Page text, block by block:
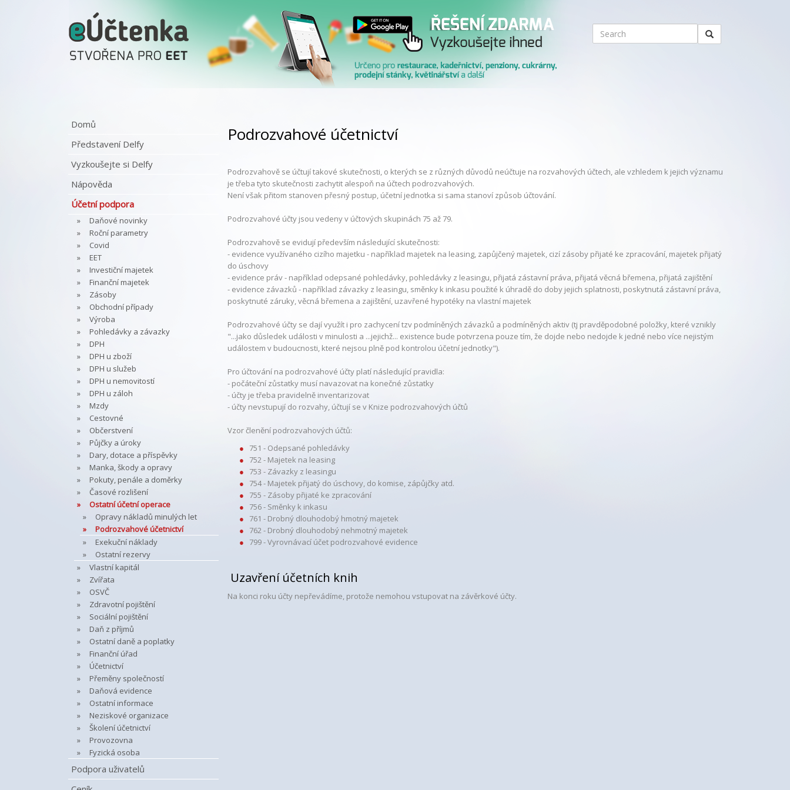
Domů
Představení Delfy
Vyzkoušejte si Delfy
Nápověda
Účetní podpora
Daňové novinky
Roční parametry
Covid
EET
Investiční majetek
Finanční majetek
Zásoby
Obchodní případy
Výroba
Pohledávky a závazky
DPH
DPH u zboží
DPH u služeb
DPH u nemovitostí
DPH u záloh
Mzdy
Cestovné
Občerstvení
Půjčky a úroky
Dary, dotace a příspěvky
Manka, škody a opravy
Pokuty, penále a doměrky
Časové rozlišení
Ostatní účetní operace
Opravy nákladů minulých let
Podrozvahové účetnictví
Exekuční náklady
Ostatní rezervy
Vlastní kapitál
Zvířata
OSVČ
Zdravotní pojištění
Sociální pojištění
Daň z příjmů
Ostatní daně a poplatky
Finanční úřad
Účetnictví
Přeměny společností
Daňová evidence
Ostatní informace
Neziskové organizace
Školení účetnictví
Provozovna
Fyzická osoba
Podpora uživatelů
Podrozvahové účetnictví
Podrozvahově se účtují takové skutečnosti, o kterých se z různých důvodů neúčtuje na rozvahových účtech, ale vzhledem k jejich významu
je třeba tyto skutečnosti zachytit alespoň na účtech podrozvahových.
Není však přitom stanoven přesný postup, účetní jednotka si sama stanoví způsob účtování.
Podrozvahové účty jsou vedeny v účtových skupinách 75 až 79.
Podrozvahově se evidují především následující skutečnosti:
- evidence využívaného cizího majetku - například majetek na leasing, zapůjčený majetek, cizí zásoby přijaté ke zpracování, majetek přijatý
do úschovy
- evidence práv - například odepsané pohledávky, pohledávky z leasingu, přijatá zástavní práva, přijatá věcná břemena, přijatá zajištění
- evidence závazků - například závazky z leasingu, směnky k inkasu použité k úhradě do doby jejich splatnosti, poskytnutá zástavní práva,
poskytnuté záruky, věcná břemena a zajištění, uzavřené hypotéky na vlastní majetek
Podrozvahové účty se dají využít i pro zachycení tzv podmíněných závazků a podmíněných aktiv (tj pravděpodobné položky, které vznikly
"...jako důsledek události v minulosti a ...jejichž... existence bude potvrzena pouze tím, že dojde nebo nedojde k jedné nebo více nejistým
událostem v budoucnosti, které nejsou plně pod kontrolou účetní jednotky").
Pro účtování na podrozvahové účty platí následující pravidla:
- počáteční zůstatky musí navazovat na konečné zůstatky
- účty je třeba pravidelně inventarizovat
- účty nevstupují do rozvahy, účtují se v Knize podrozvahových účtů
Vzor členění podrozvahových účtů:
751 - Odepsané pohledávky
752 - Majetek na leasing
753 - Závazky z leasingu
754 - Majetek přijatý do úschovy, do komise, zápůjčky atd.
755 - Zásoby přijaté ke zpracování
756 - Směnky k inkasu
761 - Drobný dlouhodobý hmotný majetek
762 - Drobný dlouhodobý nehmotný majetek
799 - Vyrovnávací účet podrozvahové evidence
Uzavření účetních knih
Na konci roku účty nepřevádíme, protože nemohou vstupovat na závěrkové účty.